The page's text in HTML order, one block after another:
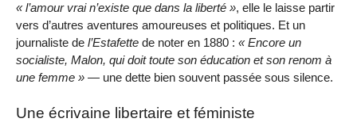
l’amour vrai n’existe que dans la liberté
, elle le laisse partir
vers d’autres aventures amoureuses et politiques. Et un
journaliste de l’Estafette de noter en 1880 :
Encore un
socialiste, Malon, qui doit toute son éducation et son renom à
une femme
— une dette bien souvent passée sous silence.
Une écrivaine libertaire et féministe